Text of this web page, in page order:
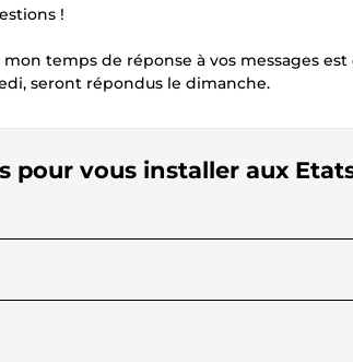
!
temps de réponse à vos messages
seront répondus le dimanche.
pour vous installer aux